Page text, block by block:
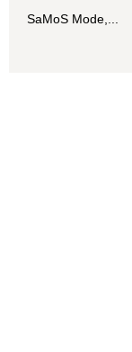
SaMoS Mode,...